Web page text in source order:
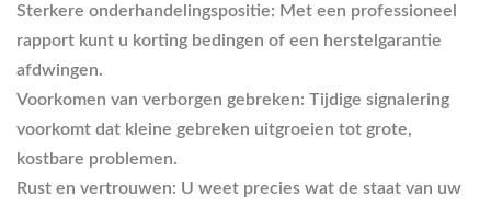
Sterkere onderhandelingspositie: Met een professioneel
rapport kunt u korting bedingen of een herstelgarantie
afdwingen.
Voorkomen van verborgen gebreken: Tijdige signalering
voorkomt dat kleine gebreken uitgroeien tot grote,
kostbare problemen.
Rust en vertrouwen: U weet precies wat de staat van uw